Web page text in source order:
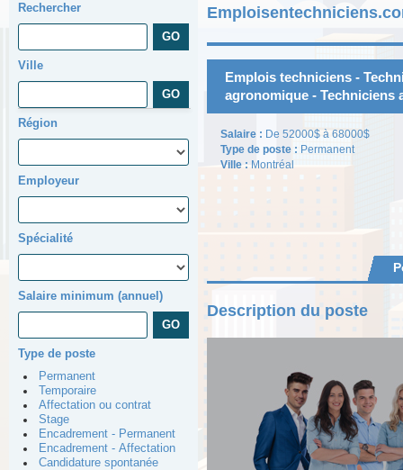
Rechercher
Ville
Région
Employeur
Spécialité
Salaire minimum (annuel)
Type de poste
Permanent
Temporaire
Affectation ou contrat
Stage
Encadrement - Permanent
Encadrement - Affectation
Candidature spontanée
Emplois techniciens -
agronomique - Techniciens
Salaire : De 52000$ à 68000$
Type de poste : Permanent
Ville : Montréal
Description du poste